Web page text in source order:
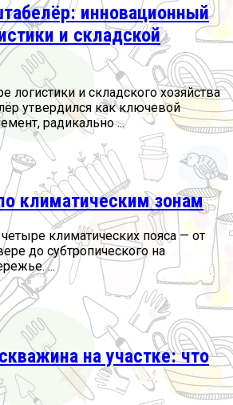
инновационный
и складской
логистики и складского хозяйства
утвердился как ключевой
радикально ...
климатическим зонам
климатических пояса — от
до субтропического на
...
на участке: что